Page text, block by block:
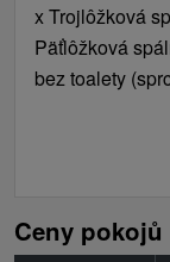
x Trojlôžková
Päťlôžková
bez toalety
mikrovlnná
Ceny pokojů